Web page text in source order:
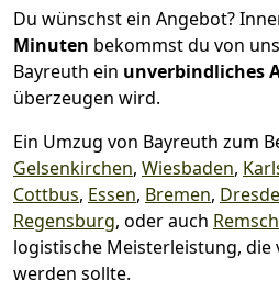
Du wünschst ein Angebot?
Minuten bekommst du von
Bayreuth ein unverbindliches
überzeugen wird.
Ein Umzug von Bayreuth zum
Gelsenkirchen, Wiesbaden,
Cottbus, Essen, Bremen,
Regensburg, oder auch
logistische Meisterleistung,
werden sollte.